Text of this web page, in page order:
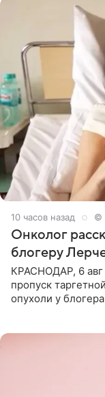
10 часов назад ©
Онколог
блогеру
КРАСНОДАР, 6
пропуск
опухоли у